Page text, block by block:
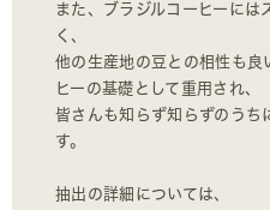
また、ブラジルコーヒーには
く、
他の生産地の豆との相性も良
ヒーの基礎として重用され、
皆さんも知らず知らずのうち
す。
抽出の詳細については、